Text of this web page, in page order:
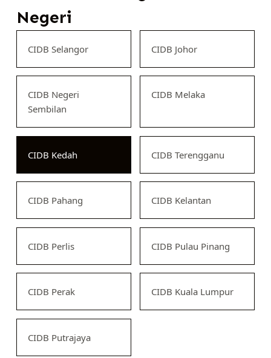
Negeri
CIDB Selangor CIDB Johor
CIDB Negeri
Sembilan
CIDB Melaka
CIDB Kedah CIDB Terengganu
CIDB Pahang CIDB Kelantan
CIDB Perlis CIDB Pulau Pinang
CIDB Perak CIDB Kuala Lumpur
CIDB Putrajaya